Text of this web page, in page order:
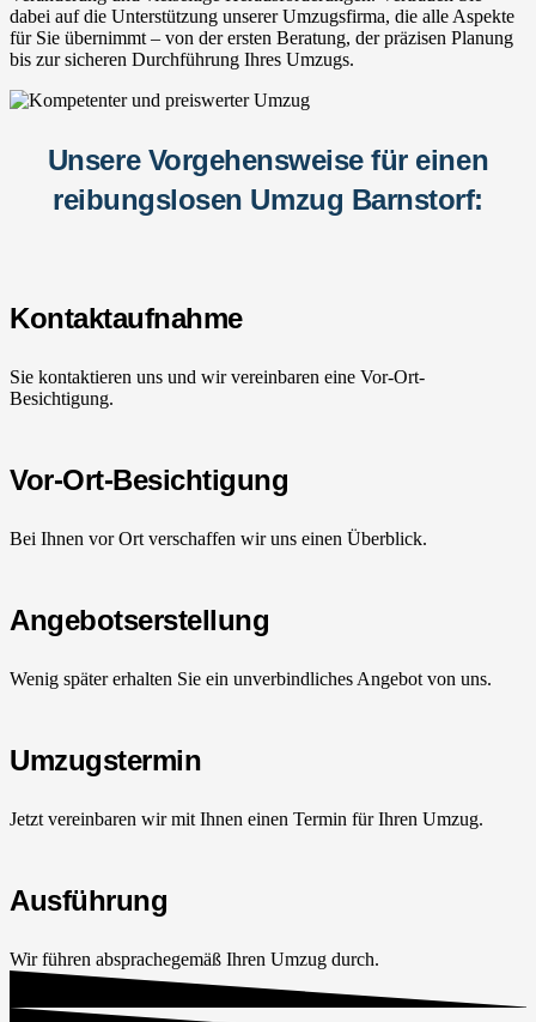
dabei auf die Unterstützung unserer Umzugsfirma, die alle Aspekte
für Sie übernimmt – von der ersten Beratung, der präzisen Planung
bis zur sicheren Durchführung Ihres Umzugs.
Unsere Vorgehensweise für einen
reibungslosen Umzug Barnstorf:
Kontaktaufnahme
Sie kontaktieren uns und wir vereinbaren eine Vor-Ort-
Besichtigung.
Vor-Ort-Besichtigung
Bei Ihnen vor Ort verschaffen wir uns einen Überblick.
Angebotserstellung
Wenig später erhalten Sie ein unverbindliches Angebot von uns.
Umzugstermin
Jetzt vereinbaren wir mit Ihnen einen Termin für Ihren Umzug.
Ausführung
Wir führen absprachegemäß Ihren Umzug durch.